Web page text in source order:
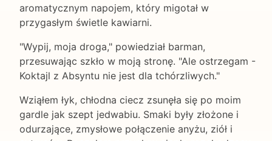
aromatycznym napojem, który migotał w
przygasłym świetle kawiarni.
"Wypij, moja droga," powiedział barman,
przesuwając szkło w moją stronę. "Ale ostrzegam -
Koktajl z Absyntu nie jest dla tchórzliwych."
Wziąłem łyk, chłodna ciecz zsunęła się po moim
gardle jak szept jedwabiu. Smaki były złożone i
odurzające, zmysłowe połączenie anyżu, ziół i